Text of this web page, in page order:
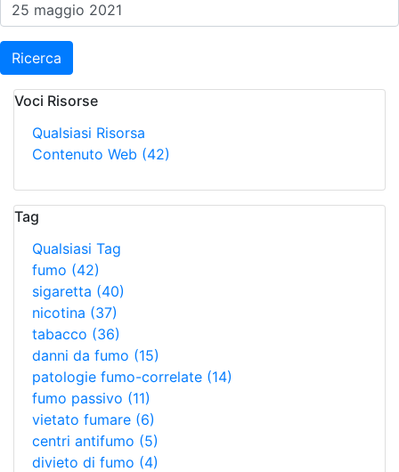
Ricerca
Voci Risorse
Qualsiasi Risorsa
Contenuto Web (42)
Tag
Qualsiasi Tag
fumo (42)
sigaretta (40)
nicotina (37)
tabacco (36)
danni da fumo (15)
patologie fumo-correlate (14)
fumo passivo (11)
vietato fumare (6)
centri antifumo (5)
divieto di fumo (4)